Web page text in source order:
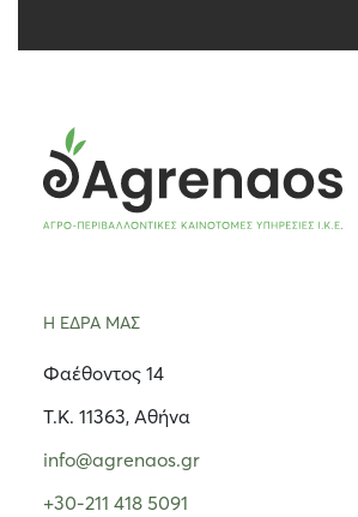
Η ΕΔΡΑ ΜΑΣ
Φαέθοντος 14
Τ.Κ. 11363, Αθήνα
info@agrenaos.gr
+30-211 418 5091